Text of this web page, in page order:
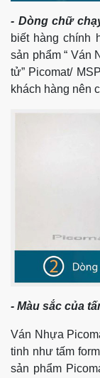
- Dòng chữ
biết hàng chính
sản phẩm “ Ván
tử” Picomat/
khách hàng nên
- Màu sắc của
Ván Nhựa
tinh như tấm
sản phẩm